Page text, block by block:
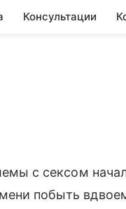
Консультации
с сексом
побыть